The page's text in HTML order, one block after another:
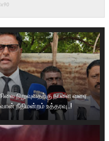
நிறுவுவதற்கு நாளை வரை
நீதிமன்றம் உத்தரவு..!